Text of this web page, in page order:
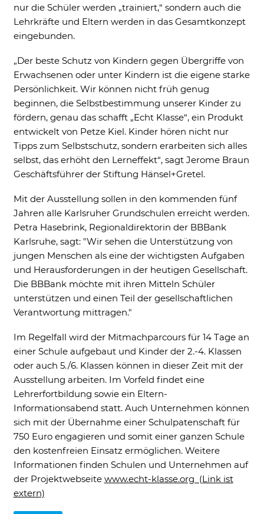
nur die Schüler werden „trainiert,“ sondern auch die
Lehrkräfte und Eltern werden in das Gesamtkonzept
eingebunden.
„Der beste Schutz von Kindern gegen Übergriffe von
Erwachsenen oder unter Kindern ist die eigene starke
Persönlichkeit. Wir können nicht früh genug
beginnen, die Selbstbestimmung unserer Kinder zu
fördern, genau das schafft „Echt Klasse“, ein Produkt
entwickelt von Petze Kiel. Kinder hören nicht nur
Tipps zum Selbstschutz, sondern erarbeiten sich alles
selbst, das erhöht den Lerneffekt“, sagt Jerome Braun
Geschäftsführer der Stiftung Hänsel+Gretel.
Mit der Ausstellung sollen in den kommenden fünf
Jahren alle Karlsruher Grundschulen erreicht werden.
Petra Hasebrink, Regionaldirektorin der BBBank
Karlsruhe, sagt: "Wir sehen die Unterstützung von
jungen Menschen als eine der wichtigsten Aufgaben
und Herausforderungen in der heutigen Gesellschaft.
Die BBBank möchte mit ihren Mitteln Schüler
unterstützen und einen Teil der gesellschaftlichen
Verantwortung mittragen."
Im Regelfall wird der Mitmachparcours für 14 Tage an
einer Schule aufgebaut und Kinder der 2.-4. Klassen
oder auch 5./6. Klassen können in dieser Zeit mit der
Ausstellung arbeiten. Im Vorfeld findet eine
Lehrerfortbildung sowie ein Eltern-
Informationsabend statt. Auch Unternehmen können
sich mit der Übernahme einer Schulpatenschaft für
750 Euro engagieren und somit einer ganzen Schule
den kostenfreien Einsatz ermöglichen. Weitere
Informationen finden Schulen und Unternehmen auf
der Projektwebseite www.echt-klasse.org (Link ist
extern)
Cookie Informationen anzeigen
Marketing und Statistik
Marketing und Statistik Cookies werden
verwendet, um anonymes Tracking zu
aktivieren. Hierbei werden können
anonymisierte Daten an eventuelle
Drittanbieter weitergeleitet.
Cookie Informationen anzeigen